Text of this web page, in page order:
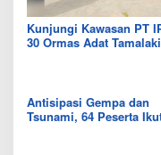
Kunjungi Kawasan PT
30 Ormas Adat Tamalaki
Antisipasi Gempa dan
Tsunami, 64 Peserta